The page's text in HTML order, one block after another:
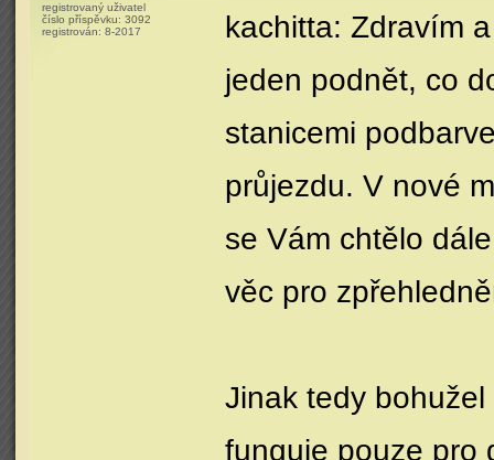
registrovaný uživatel
číslo příspěvku: 3092
registrován: 8-2017
kachitta: Zdravím
jeden podnět, co
stanicemi
průjezdu. V nové
se Vám chtělo
věc pro
Jinak tedy
funguje pouze pro